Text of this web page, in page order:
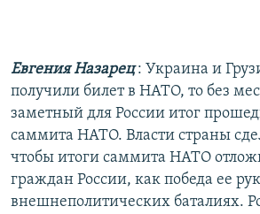
ПОДПИШИТЕСЬ НА РАССЫЛКУ
СОЦИАЛЬНЫЕ СЕТИ
Евгения Назарец: Украина и
получили билет в НАТО, то без
заметный для России итог
саммита НАТО. Власти страны
чтобы итоги саммита НАТО
граждан России, как победа ее
внешнеполитических баталиях.